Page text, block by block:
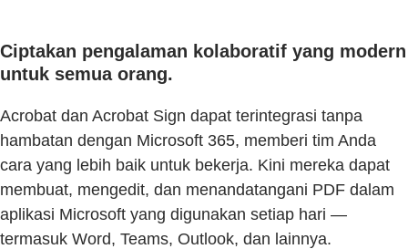
Ciptakan pengalaman kolaboratif yang modern
untuk semua orang.
Acrobat dan Acrobat Sign dapat terintegrasi tanpa
hambatan dengan Microsoft 365, memberi tim Anda
cara yang lebih baik untuk bekerja. Kini mereka dapat
membuat, mengedit, dan menandatangani PDF dalam
aplikasi Microsoft yang digunakan setiap hari —
termasuk Word, Teams, Outlook, dan lainnya.